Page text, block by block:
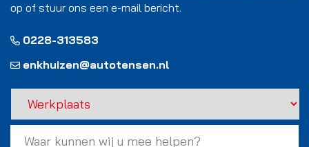
op of stuur ons een e-mail bericht.
0228-313583
enkhuizen@autotensen.nl